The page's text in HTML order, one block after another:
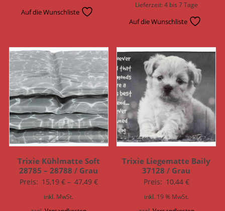
Auf die Wunschliste
Lieferzeit:4 bis 7 Tage
Auf die Wunschliste
Trixie Kühlmatte Soft
28785 – 28788 / Grau
Preis: 15,19 €– 47,49 €
inkl. MwSt.
Trixie Liegematte Baily
37128 / Grau
Preis: 10,44 €
inkl. 19 % MwSt.